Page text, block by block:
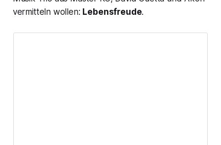
vermitteln wollen: Lebensfreude.